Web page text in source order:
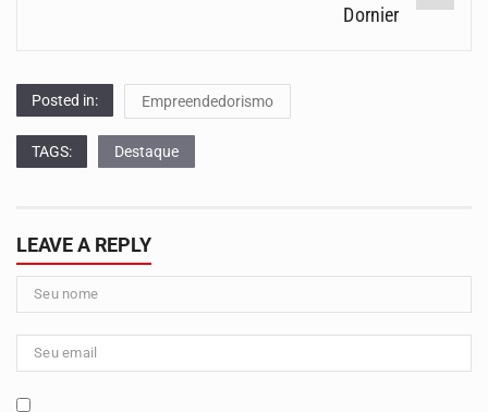
Dornier
Posted in: Empreendedorismo
TAGS: Destaque
LEAVE A REPLY